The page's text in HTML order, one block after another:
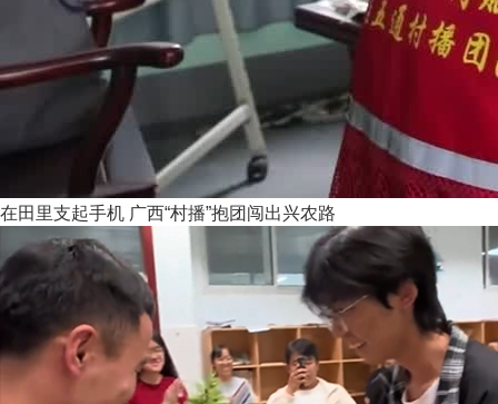
在田里支起手机 广西“村播”抱团闯出兴农路